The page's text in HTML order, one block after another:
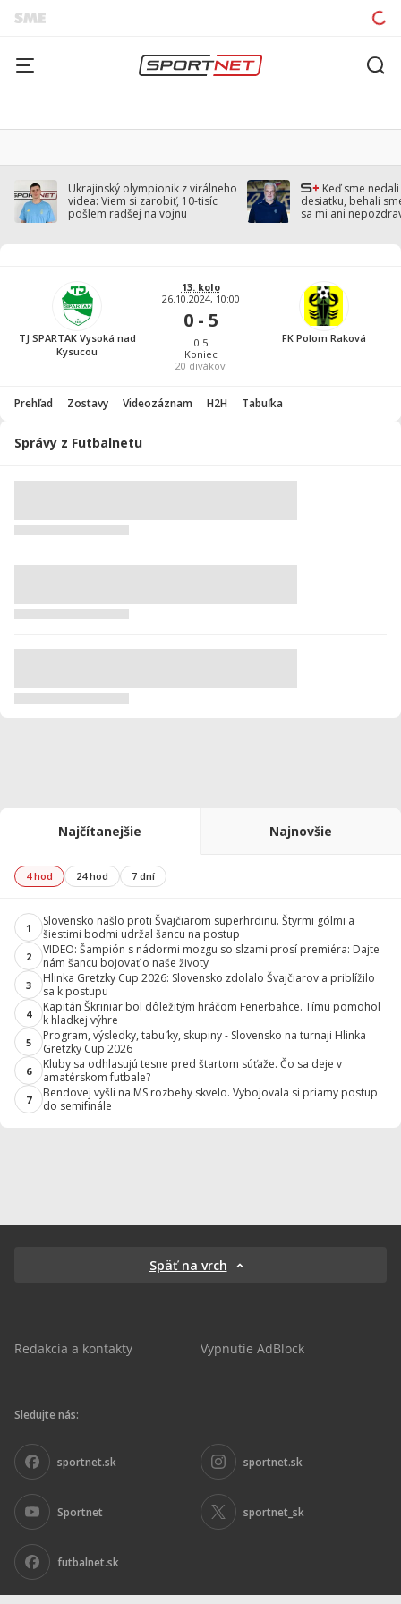
Ukrajinský olympionik z virálneho
videa: Viem si zarobiť, 10-tisíc
pošlem radšej na vojnu
Keď sme
desiatku, behali
sa mi ani
TJ SPARTAK Vysoká nad
Kysucou
13. kolo
26.10.2024, 10:00
0 - 5
0:5
Koniec
20 divákov
FK Polom Raková
Prehľad Zostavy Videozáznam H2H Tabuľka
Správy z Futbalnetu
Najčítanejšie Najnovšie
4 hod 24 hod 7 dní
1
Slovensko našlo proti Švajčiarom superhrdinu. Štyrmi gólmi a
šiestimi bodmi udržal šancu na postup
2
VIDEO: Šampión s nádormi mozgu so slzami prosí premiéra: Dajte
nám šancu bojovať o naše životy
3
Hlinka Gretzky Cup 2026: Slovensko zdolalo Švajčiarov a priblížilo
sa k postupu
4
Kapitán Škriniar bol dôležitým hráčom Fenerbahce. Tímu pomohol
k hladkej výhre
5
Program, výsledky, tabuľky, skupiny - Slovensko na turnaji Hlinka
Gretzky Cup 2026
6
Kluby sa odhlasujú tesne pred štartom súťaže. Čo sa deje v
amatérskom futbale?
7
Bendovej vyšli na MS rozbehy skvelo. Vybojovala si priamy postup
do semifinále
Späť na vrch
Redakcia a kontakty Vypnutie AdBlock
Sledujte nás:
sportnet.sk sportnet.sk
Sportnet sportnet_sk
futbalnet.sk